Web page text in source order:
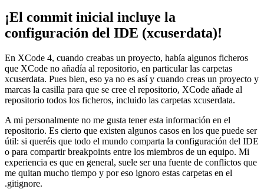
¡El commit inicial incluye la
configuración del IDE (xcuserdata)!
En XCode 4, cuando creabas un proyecto, había algunos ficheros
que XCode no añadía al repositorio, en particular las carpetas
xcuserdata. Pues bien, eso ya no es así y cuando creas un proyecto y
marcas la casilla para que se cree el repositorio, XCode añade al
repositorio todos los ficheros, incluido las carpetas xcuserdata.
A mi personalmente no me gusta tener esta información en el
repositorio. Es cierto que existen algunos casos en los que puede ser
útil: si queréis que todo el mundo comparta la configuración del IDE
o para compartir breakpoints entre los miembros de un equipo. Mi
experiencia es que en general, suele ser una fuente de conflictos que
me quitan mucho tiempo y por eso ignoro estas carpetas en el
.gitignore.